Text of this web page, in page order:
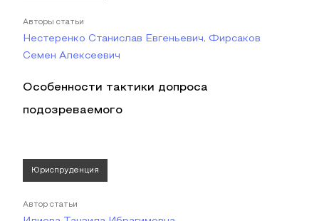
Авторы статьи
Нестеренко Станислав Евгеньевич, Фирсаков
Семен Алексеевич
Особенности тактики допроса
подозреваемого
Юриспруденция
Автор статьи